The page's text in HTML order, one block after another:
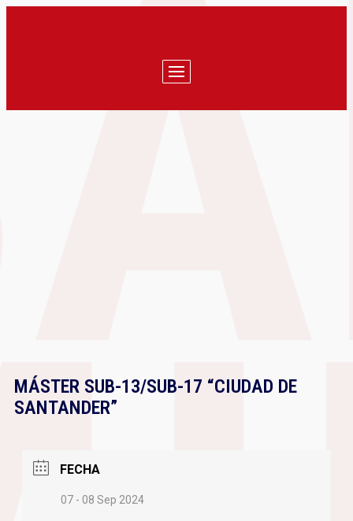
MÁSTER SUB-13/SUB-17 “CIUDAD DE
SANTANDER”
FECHA
07 - 08 Sep 2024